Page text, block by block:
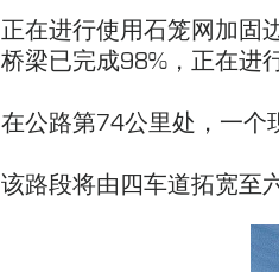
正在进行使用石笼网加固
桥梁已完成98%，正在进
在公路第74公里处，一个
该路段将由四车道拓宽至